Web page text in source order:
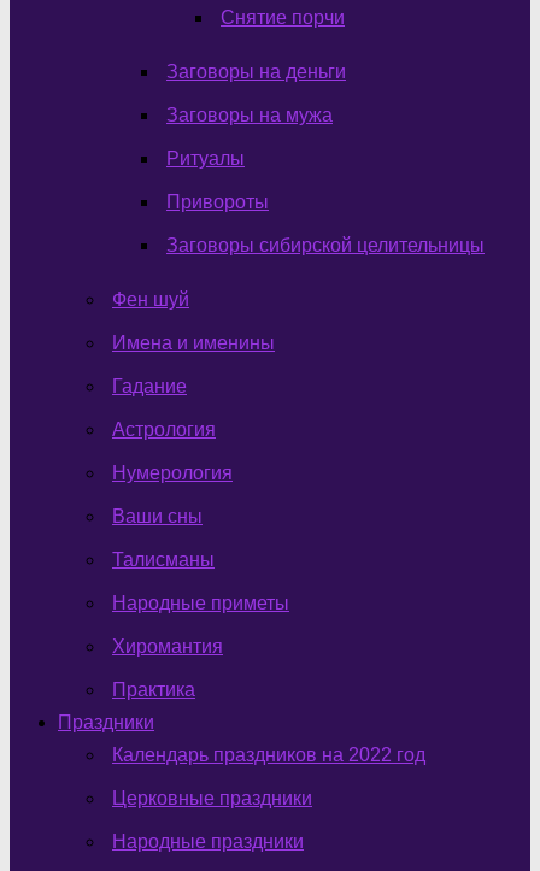
Снятие порчи
Заговоры на деньги
Заговоры на мужа
Ритуалы
Привороты
Заговоры сибирской целительницы
Фен шуй
Имена и именины
Гадание
Астрология
Нумерология
Ваши сны
Талисманы
Народные приметы
Хиромантия
Практика
Праздники
Календарь праздников на 2022 год
Церковные праздники
Народные праздники